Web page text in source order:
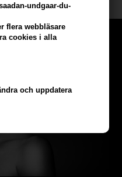
undgaar-du-
flera webbläsare
cookies i alla
och uppdatera